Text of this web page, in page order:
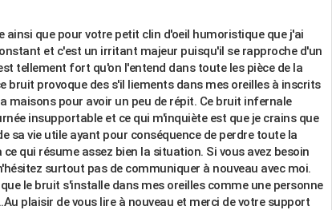
ainsi que pour votre petit clin d'oeil humoristique que j'ai
et c'est un irritant majeur puisqu'il se rapproche d'un
tellement fort qu'on l'entend dans toute les pièce de la
bruit provoque des s'il liements dans mes oreilles à inscrits
maisons pour avoir un peu de répit. Ce bruit infernale
insupportable et ce qui m'inquiète est que je crains que
sa vie utile ayant pour conséquence de perdre toute la
qui résume assez bien la situation. Si vous avez besoin
surtout pas de communiquer à nouveau avec moi.
le bruit s'installe dans mes oreilles comme une personne
plaisir de vous lire à nouveau et merci de votre support